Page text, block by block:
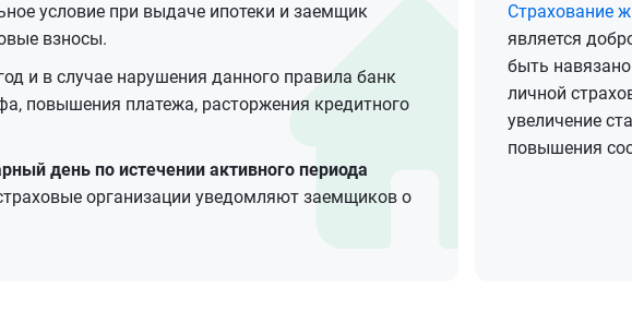
условие при выдаче ипотеки и заемщик
взносы.
и в случае нарушения данного правила банк
повышения платежа, расторжения кредитного
день по истечении активного периода
организации уведомляют заемщиков о
Страхование
является
быть
личной
увеличение
повышения